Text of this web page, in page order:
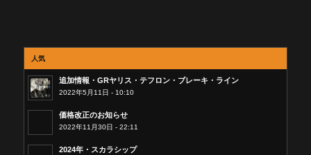
人気
追加情報・GRヤリス・テフロン・ブレーキ・ライン
2022年5月11日 - 10:10
価格改正のお知らせ
2022年11月30日 - 22:11
2024年・スカラシップ